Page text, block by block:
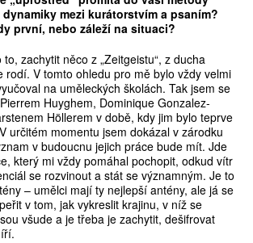
mezi kurátorstvím a psaním?
první, nebo záleží na situaci?
zachytit něco z „Zeitgeistu“, z ducha
rodí. V tomto ohledu pro mě bylo vždy velmi
na uměleckých školách. Tak jsem se
Huyghem, Dominique Gonzalez­
Höllerem v době, kdy jim bylo teprve
určitém momentu jsem dokázal v zárodku
v budoucnu jejich práce bude mít. Jde
který mi vždy pomáhal pochopit, odkud vítr
se rozvinout a stát se významným. Je to
– umělci mají ty nejlepší antény, ale já se
v tom, jak vykreslit krajinu, v níž se
všude a je třeba je zachytit, dešifrovat